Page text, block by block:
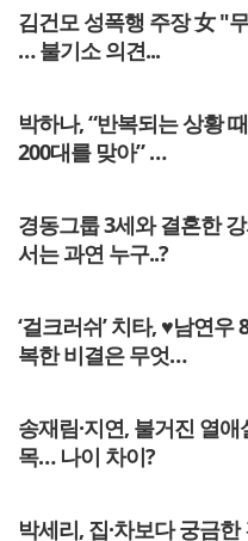
김건모 성폭행 주장 女 "
… 불기소 의견...
박하나, “반복되는 상황
200대를 맞아” …
경동그룹 3세와 결혼한
서는 과연 누구..?
‘걸크러쉬’ 치타, ♥남연우
복한 비결은 무엇…
송재림·지연, 불거진 열
목… 나이 차이?
박세리, 집·차보다 궁금